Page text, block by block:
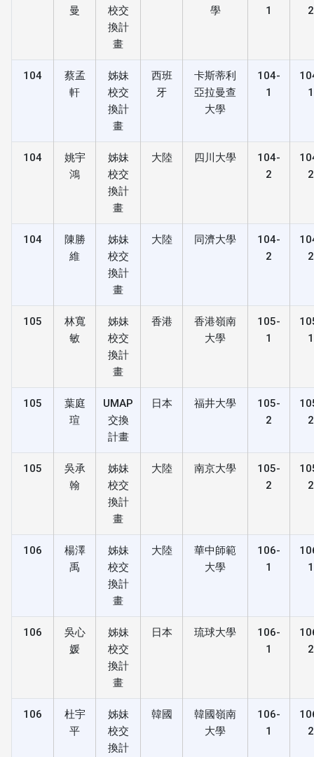
曼
校交
換計
畫
學 1 2
104
蔡孟
軒
姊妹
校交
換計
畫
西班
牙
卡斯蒂利
亞拉曼查
大學
104-
1
1
104
姚宇
鴻
姊妹
校交
換計
畫
大陸 四川大學
104-
2
2
104
陳勝
維
姊妹
校交
換計
畫
大陸 同濟大學
104-
2
2
105
林寬
敏
姊妹
校交
換計
畫
香港
香港嶺南
大學
105-
1
1
105
葉庭
瑄
UMAP
交換
計畫
日本 福井大學
105-
2
2
105
吳承
翰
姊妹
校交
換計
畫
大陸 南京大學
105-
2
2
106
楊澤
禹
姊妹
校交
換計
畫
大陸
華中師範
大學
106-
1
1
106
吳心
媛
姊妹
校交
換計
畫
日本 琉球大學
106-
1
2
106
杜宇
平
姊妹
校交
換計
韓國
韓國嶺南
大學
106-
1
2